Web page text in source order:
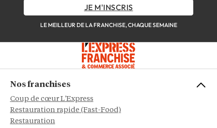
JE M'INSCRIS
LE MEILLEUR DE LA FRANCHISE, CHAQUE SEMAINE
Nos franchises
Coup de cœur L'Express
Restauration rapide (Fast-Food)
Restauration